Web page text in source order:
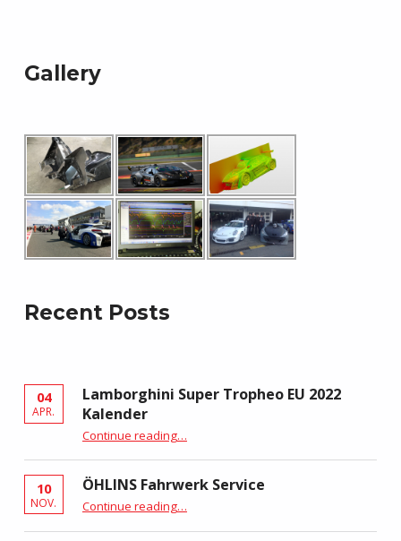
Gallery
Recent Posts
04
APR.
Lamborghini Super Tropheo EU 2022
Kalender
Continue reading“Lamborghini Super Tropheo EU 2022 Kalender”
…
10
NOV.
ÖHLINS Fahrwerk Service
Continue reading…